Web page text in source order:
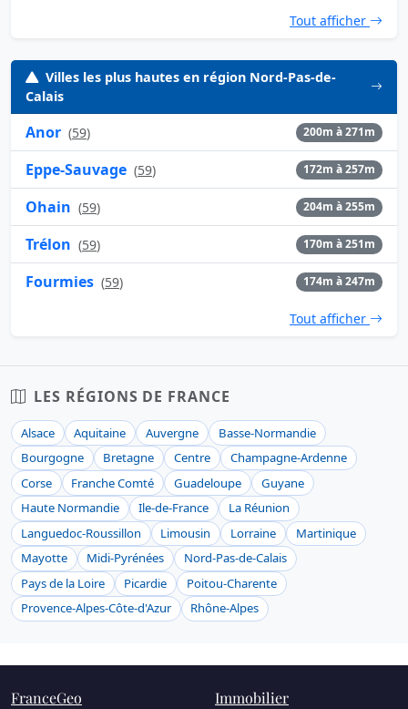
Tout afficher
Villes les plus hautes en région Nord-Pas-de-
Calais
Anor (59) 200m à 271m
Eppe-Sauvage (59) 172m à 257m
Ohain (59) 204m à 255m
Trélon (59) 170m à 251m
Fourmies (59) 174m à 247m
Tout afficher
LES RÉGIONS DE FRANCE
Alsace Aquitaine Auvergne
Basse-Normandie
Bourgogne
Bretagne Centre
Champagne-Ardenne
Corse
Franche Comté Guadeloupe
Guyane
Haute Normandie
Ile-de-France
La Réunion
Languedoc-Roussillon
Limousin Lorraine
Martinique
Mayotte
Midi-Pyrénées
Nord-Pas-de-Calais
Pays de la Loire
Picardie
Poitou-Charente
Provence-Alpes-Côte-d'Azur
Rhône-Alpes
FranceGeo Immobilier